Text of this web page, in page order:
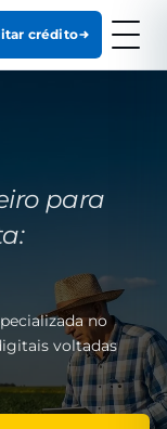
crédito
para
no
voltadas